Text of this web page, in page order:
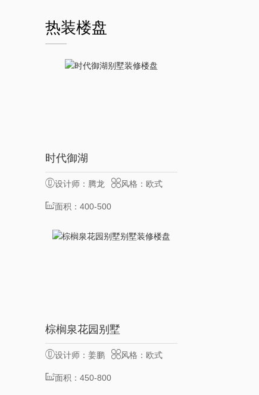
热装楼盘
时代御湖
设计师：腾龙
设计
风格：欧式
面积：400-500
㎡
棕榈泉花园别墅
设计师：姜鹏 风格：欧式
面积：450-800